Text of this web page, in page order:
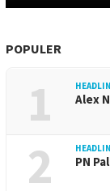
POPULER
1 Alex
2 PN